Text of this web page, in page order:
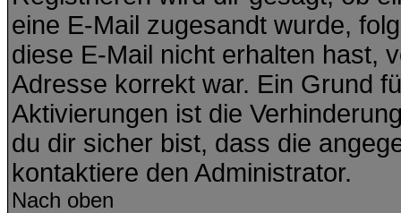
eine E-Mail zugesandt wurde,
diese E-Mail nicht erhalten hast,
Adresse korrekt war. Ein Grund
Aktivierungen ist die
du dir sicher bist, dass die
kontaktiere den Administrator.
Nach oben